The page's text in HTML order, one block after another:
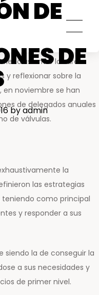
de
medida
campo
DE
DE
byadmin
red de delegados y
en más de 60
entre las áreas
y reflexionar sobre la
en noviembre se han
de delegados anuales
de válvulas.
la
las estrategias
teniendo como principal
y responder a sus
siendo la de conseguir la
a sus necesidades y
de primer nivel.